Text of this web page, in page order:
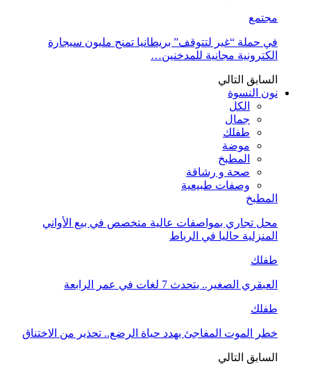
مجتمع
في حملة “غير لتتوقف” بريطانيا تمنح مليون سيجارة
الكترونية مجانية للمدخنين…
السابق التالي
نون النسوة
الكل
جمال
طفلك
موضة
المطبخ
صحة و رشاقة
وصفات طبيعية
المطبخ
محل تجاري بمواصفات عالية متخصص في بيع الأواني
المنزلية حاليا في الرباط
طفلك
العبقري الصغير.. يتحدث 7 لغات في عمر الرابعة
طفلك
خطر الموت المفاجئ يهدد حياة الرضع.. تحذير من الاختناق
السابق التالي